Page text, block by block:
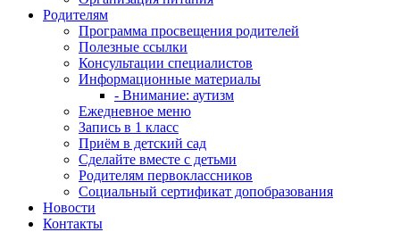
Родителям
Программа просвещения родителей
Полезные ссылки
Консультации специалистов
Информационные материалы
- Внимание: аутизм
Ежедневное меню
Запись в 1 класс
Приём в детский сад
Сделайте вместе с детьми
Родителям первоклассников
Социальный сертификат допобразования
Новости
Контакты